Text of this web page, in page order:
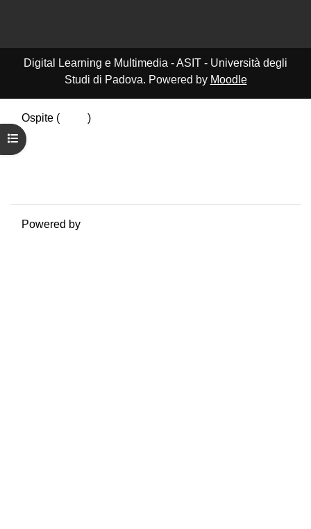
Apri indice del corso
Digital Learning e Multimedia - ASIT - Università degli
Studi di Padova. Powered by Moodle
Ospite (
)
Riepilogo della conservazione dei dati
Politiche
Powered by